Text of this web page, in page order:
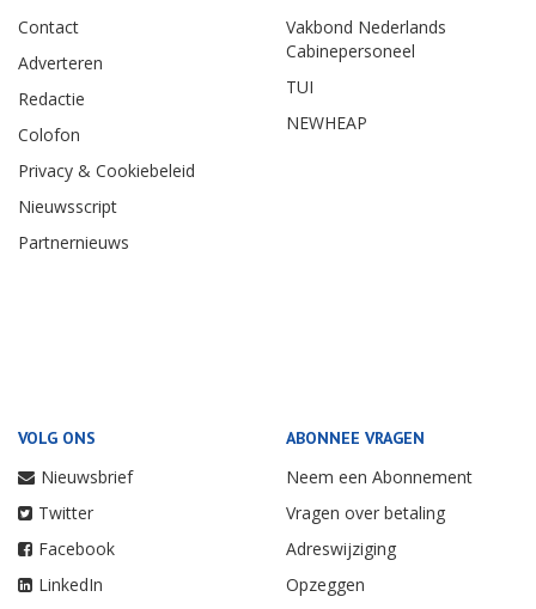
Contact
Adverteren
Redactie
Colofon
Privacy & Cookiebeleid
Nieuwsscript
Partnernieuws
Vakbond Nederlands
Cabinepersoneel
TUI
NEWHEAP
VOLG ONS
Nieuwsbrief
Twitter
Facebook
LinkedIn
ABONNEE VRAGEN
Neem een Abonnement
Vragen over betaling
Adreswijziging
Opzeggen